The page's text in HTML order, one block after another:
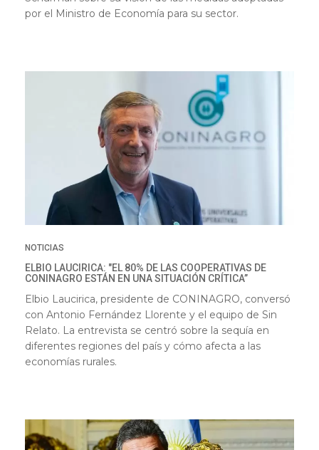
por el Ministro de Economía para su sector.
NOTICIAS
ELBIO LAUCIRICA: "EL 80% DE LAS COOPERATIVAS DE
CONINAGRO ESTÁN EN UNA SITUACIÓN CRÍTICA”
Elbio Laucirica, presidente de CONINAGRO, conversó
con Antonio Fernández Llorente y el equipo de Sin
Relato. La entrevista se centró sobre la sequía en
diferentes regiones del país y cómo afecta a las
economías rurales.